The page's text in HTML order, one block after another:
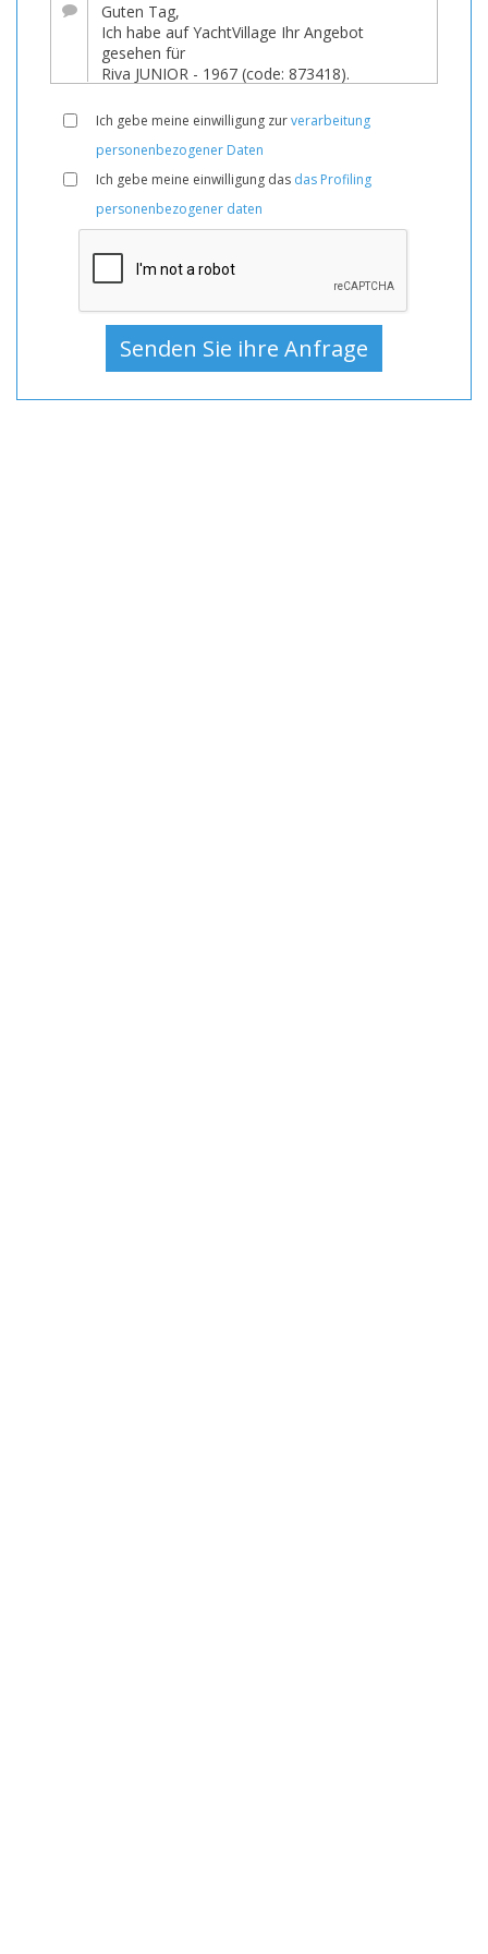
Boot,
Boote,
Zum
Verkauf,
Boote
Gebraucht,
Zum
Verkauf,
Motoryacht
Gebraucht,
Motoryachten
Ich gebe meine einwilligung zurverarbeitung
personenbezogener Daten
Ich gebe meine einwilligung das das Profiling
personenbezogener daten